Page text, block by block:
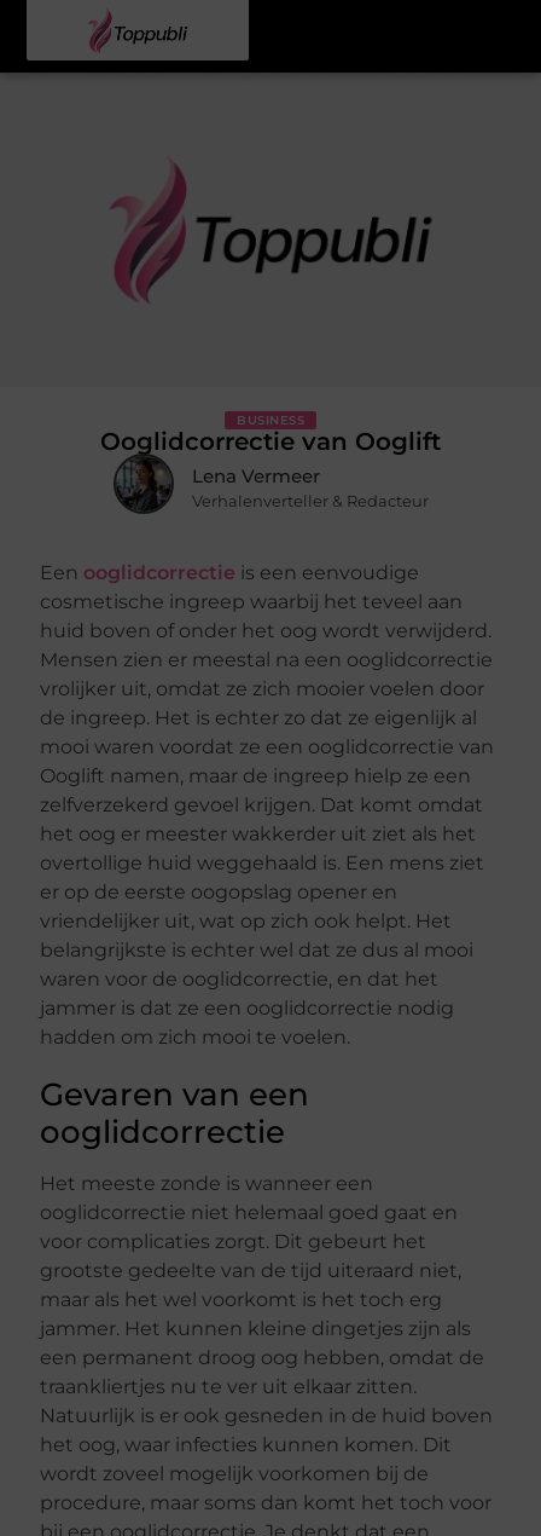
BUSINESS
Ooglidcorrectie van Ooglift
Lena Vermeer
Verhalenverteller & Redacteur
Een ooglidcorrectie is een eenvoudige
cosmetische ingreep waarbij het teveel aan
huid boven of onder het oog wordt verwijderd.
Mensen zien er meestal na een ooglidcorrectie
vrolijker uit, omdat ze zich mooier voelen door
de ingreep. Het is echter zo dat ze eigenlijk al
mooi waren voordat ze een ooglidcorrectie van
Ooglift namen, maar de ingreep hielp ze een
zelfverzekerd gevoel krijgen. Dat komt omdat
het oog er meester wakkerder uit ziet als het
overtollige huid weggehaald is. Een mens ziet
er op de eerste oogopslag opener en
vriendelijker uit, wat op zich ook helpt. Het
belangrijkste is echter wel dat ze dus al mooi
waren voor de ooglidcorrectie, en dat het
jammer is dat ze een ooglidcorrectie nodig
hadden om zich mooi te voelen.
Gevaren van een
ooglidcorrectie
Het meeste zonde is wanneer een
ooglidcorrectie niet helemaal goed gaat en
voor complicaties zorgt. Dit gebeurt het
grootste gedeelte van de tijd uiteraard niet,
maar als het wel voorkomt is het toch erg
jammer. Het kunnen kleine dingetjes zijn als
een permanent droog oog hebben, omdat de
traankliertjes nu te ver uit elkaar zitten.
Natuurlijk is er ook gesneden in de huid boven
het oog, waar infecties kunnen komen. Dit
wordt zoveel mogelijk voorkomen bij de
procedure, maar soms dan komt het toch voor